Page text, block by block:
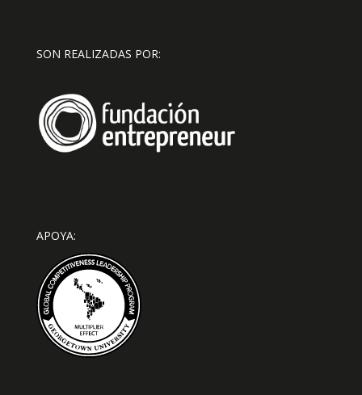
SON REALIZADAS POR:
APOYA: